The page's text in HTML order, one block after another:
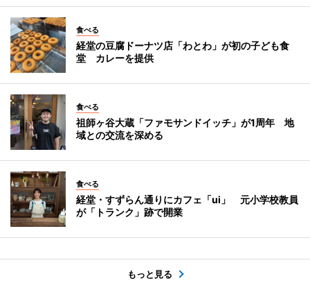
食べる
経堂の豆腐ドーナツ店「わとわ」が初の子ども食
堂 カレーを提供
食べる
祖師ヶ谷大蔵「ファモサンドイッチ」が1周年 地
域との交流を深める
食べる
経堂・すずらん通りにカフェ「ui」 元小学校教員
が「トランク」跡で開業
もっと見る